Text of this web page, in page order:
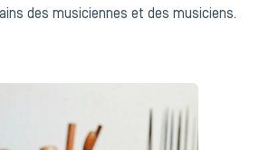
des musiciennes et des musiciens.